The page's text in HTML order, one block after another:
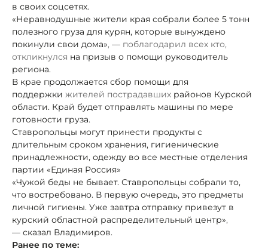
в своих соцсетях.
«Неравнодушные жители края собрали более 5 тонн
полезного груза для курян, которые вынуждено
покинули свои дома», — поблагодарил всех кто,
откликнулся на призыв о помощи руководитель
региона.
В крае продолжается сбор помощи для
поддержки жителей пострадавших районов Курской
области. Край будет отправлять машины по мере
готовности груза.
Ставропольцы могут принести продукты с
длительным сроком хранения, гигиенические
принадлежности, одежду во все местные отделения
партии «Единая Россия»
«Чужой беды не бывает. Ставропольцы собрали то,
что востребовано. В первую очередь, это предметы
личной гигиены. Уже завтра отправку привезут в
курский областной распределительный центр»,
— сказал Владимиров.
Ранее по теме: